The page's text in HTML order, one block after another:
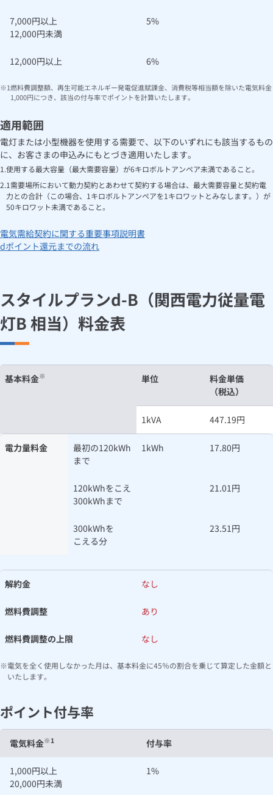
7,000円以上
12,000円未満
5%
12,000円以上 6%
燃料費調整額、再生可能エネルギー発電促進賦課金、消費税等相当額を除いた電気料金
1,000円につき、該当の付与率でポイントを計算いたします。
適用範囲
電灯または小型機器を使用する需要で、以下のいずれにも該当するもの
に、お客さまの申込みにもとづき適用いたします。
使用する最大容量（最大需要容量）が6キロボルトアンペア未満であること。
1需要場所において動力契約とあわせて契約する場合は、最大需要容量と契約電
力との合計（この場合、1キロボルトアンペアを1キロワットとみなします。）が
50キロワット未満であること。
電気需給契約に関する重要事項説明書
dポイント還元までの流れ
スタイルプランd-B（関西電力従量電
灯B 相当）料金表
基本料金※ 単位
料金単価
（税込）
1kVA 447.19円
電力量料金
最初の120kWh
まで
1kWh 17.80円
120kWhをこえ
300kWhまで
21.01円
300kWhを
こえる分
23.51円
解約金 なし
燃料費調整 あり
燃料費調整の上限 なし
電気を全く使用しなかった月は、基本料金に45％の割合を乗じて算定した金額と
いたします。
ポイント付与率
電気料金※1 付与率
1,000円以上
20,000円未満
1%